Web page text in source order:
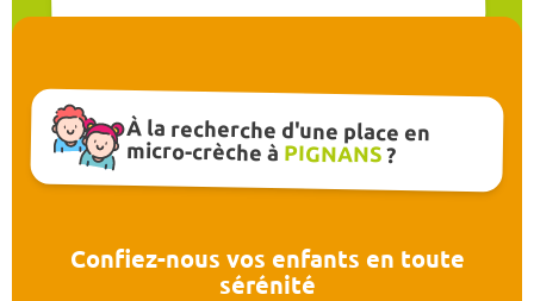
À la recherche d'une place en
micro-crèche à PIGNANS?
Confiez-nous vos enfants en toute
sérénité